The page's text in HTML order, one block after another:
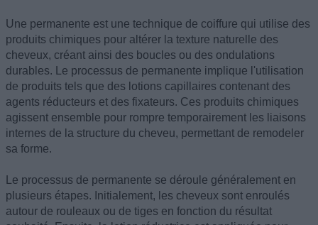
Une permanente est une technique de coiffure qui utilise des
produits chimiques pour altérer la texture naturelle des
cheveux, créant ainsi des boucles ou des ondulations
durables. Le processus de permanente implique l'utilisation
de produits tels que des lotions capillaires contenant des
agents réducteurs et des fixateurs. Ces produits chimiques
agissent ensemble pour rompre temporairement les liaisons
internes de la structure du cheveu, permettant de remodeler
sa forme.
Le processus de permanente se déroule généralement en
plusieurs étapes. Initialement, les cheveux sont enroulés
autour de rouleaux ou de tiges en fonction du résultat